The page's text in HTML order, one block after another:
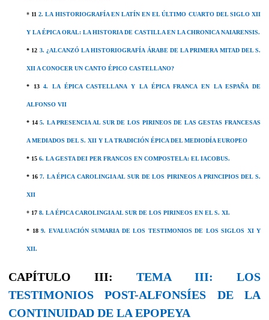
* 112. LA HISTORIOGRAFÍA EN LATÍN EN EL ÚLTIMO CUARTO DEL SIGLO XII
Y LA ÉPICA ORAL: LA HISTORIA DE CASTILLA EN LA CHRONICA NAIARENSIS.
* 12 3. ¿ALCANZÓ LA HISTORIOGRAFÍA ÁRABE DE LA PRIMERA MITAD DEL S.
XII A CONOCER UN CANTO ÉPICO CASTELLANO?
* 134. LA ÉPICA CASTELLANA Y LA ÉPICA FRANCA EN LA ESPAÑA DE
ALFONSO VII
* 145. LA PRESENCIA AL SUR DE LOS PIRINEOS DE LAS GESTAS FRANCESAS
A MEDIADOS DEL S. XII Y LA TRADICIÓN ÉPICA DEL MEDIODÍA EUROPEO
* 15 6. LA GESTA DEI PER FRANCOS EN COMPOSTELA: EL IACOBUS.
* 167. LA ÉPICA CAROLINGIA AL SUR DE LOS PIRINEOS A PRINCIPIOS DEL S.
XII
* 17 8. LA ÉPICA CAROLINGIA AL SUR DE LOS PIRINEOS EN EL S. XI.
* 18 9. EVALUACIÓN SUMARIA DE LOS TESTIMONIOS DE LOS SIGLOS XI Y
XII.
CAPÍTULO III: TEMA III: LOS
TESTIMONIOS POST-ALFONSÍES DE LA
CONTINUIDAD DE LA EPOPEYA